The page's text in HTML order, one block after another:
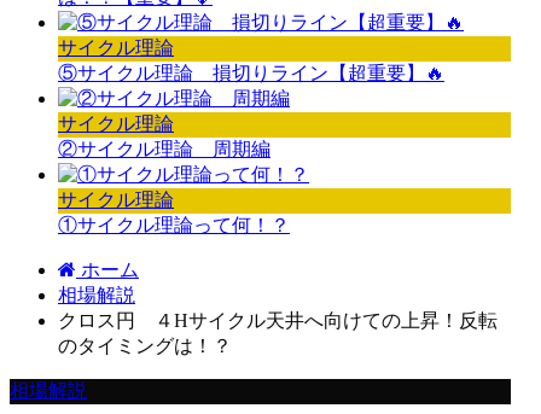
サイクル理論
⑤サイクル理論 損切りライン【超重要】🔥
サイクル理論
②サイクル理論 周期編
サイクル理論
①サイクル理論って何！？
ホーム
相場解説
クロス円 ４Hサイクル天井へ向けての上昇！反転
のタイミングは！？
相場解説